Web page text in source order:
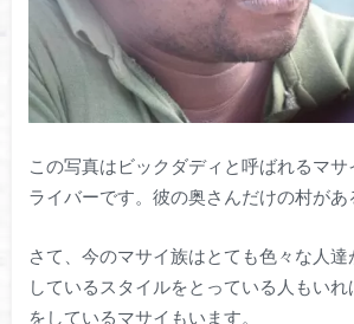
この写真はビックダディと呼ばれるマサ
ライバーです。彼の奥さんだけの村があ
さて、今のマサイ族はとても色々な人
しているスタイルをとっている人もい
をしているマサイもいます。